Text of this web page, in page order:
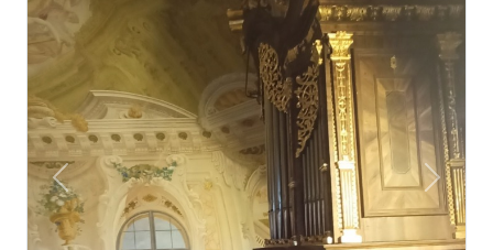
Předchozí Další